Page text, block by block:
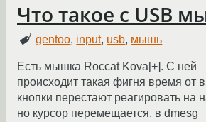
Что такое с USB
gentoo, input, usb, мышь
Есть мышка Roccat Kova[+]. С ней
происходит такая фигня время от
кнопки перестают реагировать на
но курсор перемещается, в dmesg